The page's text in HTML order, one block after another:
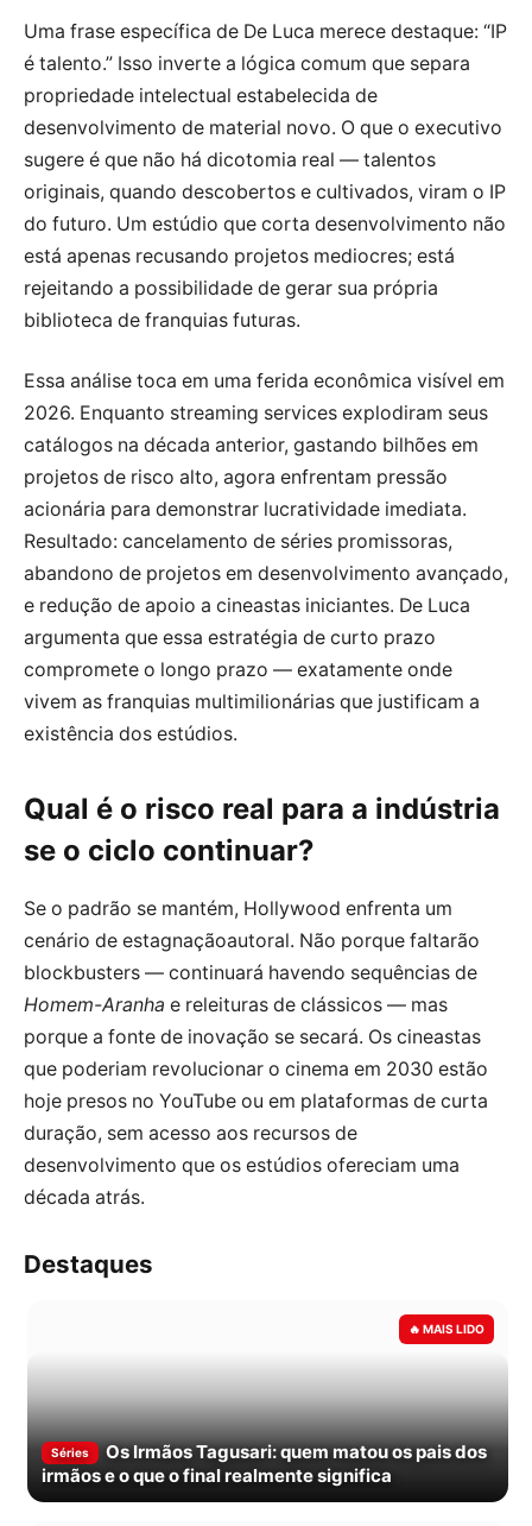
Uma frase específica de De Luca merece destaque: “IP
é talento.” Isso inverte a lógica comum que separa
propriedade intelectual estabelecida de
desenvolvimento de material novo. O que o executivo
sugere é que não há dicotomia real — talentos
originais, quando descobertos e cultivados, viram o IP
do futuro. Um estúdio que corta desenvolvimento não
está apenas recusando projetos mediocres; está
rejeitando a possibilidade de gerar sua própria
biblioteca de franquias futuras.
Essa análise toca em uma ferida econômica visível em
2026. Enquanto streaming services explodiram seus
catálogos na década anterior, gastando bilhões em
projetos de risco alto, agora enfrentam pressão
acionária para demonstrar lucratividade imediata.
Resultado: cancelamento de séries promissoras,
abandono de projetos em desenvolvimento avançado,
e redução de apoio a cineastas iniciantes. De Luca
argumenta que essa estratégia de curto prazo
compromete o longo prazo — exatamente onde
vivem as franquias multimilionárias que justificam a
existência dos estúdios.
Qual é o risco real para a indústria
se o ciclo continuar?
Se o padrão se mantém, Hollywood enfrenta um
cenário de estagnaçãoautoral. Não porque faltarão
blockbusters — continuará havendo sequências de
Homem-Aranha e releituras de clássicos — mas
porque a fonte de inovação se secará. Os cineastas
que poderiam revolucionar o cinema em 2030 estão
hoje presos no YouTube ou em plataformas de curta
duração, sem acesso aos recursos de
desenvolvimento que os estúdios ofereciam uma
década atrás.
Destaques
Séries
Os Irmãos Tagusari: quem matou os pais dos
irmãos e o que o final realmente significa